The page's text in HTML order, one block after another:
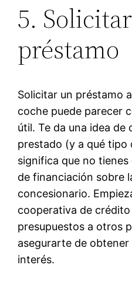
5.
préstamo
Solicitar un préstamo
coche puede parecer
útil. Te da una idea de
prestado (y a qué tipo
significa que no
de financiación sobre
concesionario.
cooperativa de
presupuestos a otros
asegurarte de
interés.